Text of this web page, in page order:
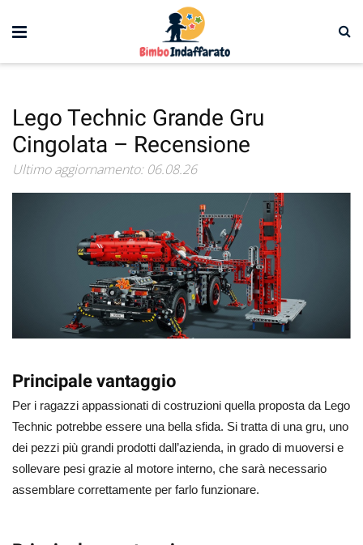
Lego Technic Grande Gru
Cingolata – Recensione
Ultimo aggiornamento: 06.08.26
Principale vantaggio
Per i ragazzi appassionati di costruzioni quella proposta da Lego
Technic potrebbe essere una bella sfida. Si tratta di una gru, uno
dei pezzi più grandi prodotti dall’azienda, in grado di muoversi e
sollevare pesi grazie al motore interno, che sarà necessario
assemblare correttamente per farlo funzionare.